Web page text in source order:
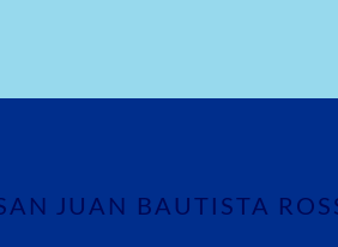
JUAN BAUTISTA